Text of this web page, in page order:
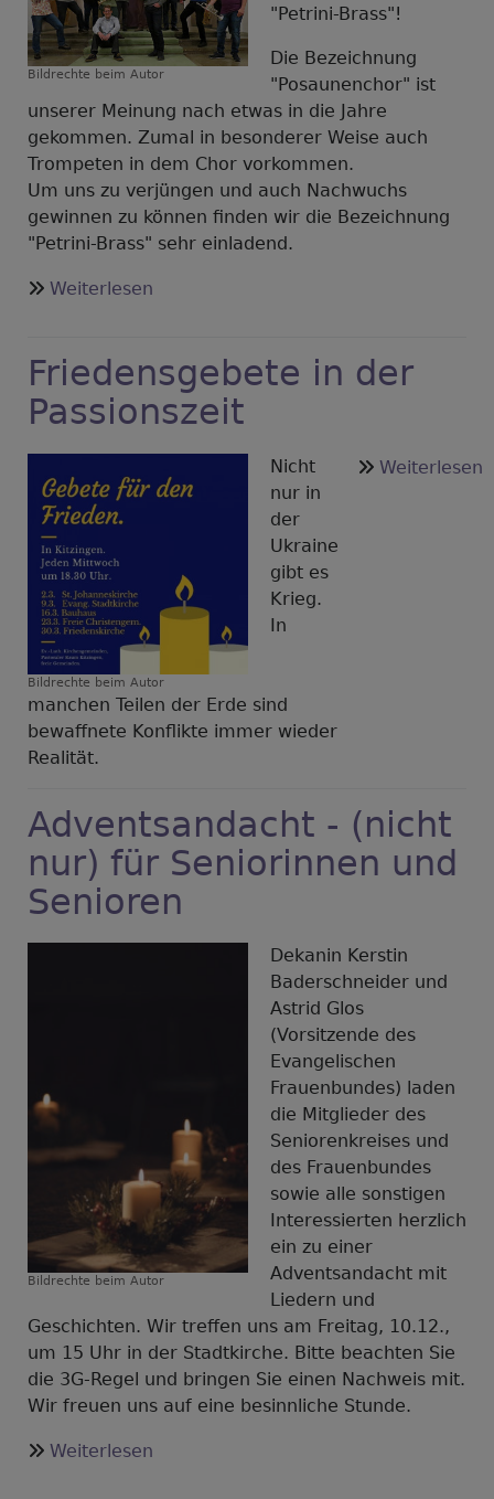
Bildrechte beim Autor
"Petrini-Brass"!
Die Bezeichnung
"Posaunenchor" ist
unserer Meinung nach etwas in die Jahre
gekommen. Zumal in besonderer Weise auch
Trompeten in dem Chor vorkommen.
Um uns zu verjüngen und auch Nachwuchs
gewinnen zu können finden wir die Bezeichnung
"Petrini-Brass" sehr einladend.
Weiterlesen
Friedensgebete in der
Passionszeit
Bildrechte beim Autor
Nicht
nur in
der
Ukraine
gibt es
Krieg.
In
manchen Teilen der Erde sind
bewaffnete Konflikte immer wieder
Realität.
Weiterlesen
Adventsandacht - (nicht
nur) für Seniorinnen und
Senioren
Bildrechte beim Autor
Dekanin Kerstin
Baderschneider und
Astrid Glos
(Vorsitzende des
Evangelischen
Frauenbundes) laden
die Mitglieder des
Seniorenkreises und
des Frauenbundes
sowie alle sonstigen
Interessierten herzlich
ein zu einer
Adventsandacht mit
Liedern und
Geschichten. Wir treffen uns am Freitag, 10.12.,
um 15 Uhr in der Stadtkirche. Bitte beachten Sie
die 3G-Regel und bringen Sie einen Nachweis mit.
Wir freuen uns auf eine besinnliche Stunde.
Weiterlesen